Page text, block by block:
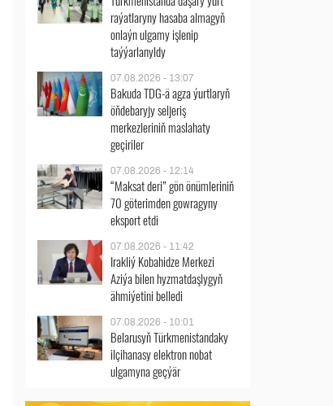
raýatlaryny hasaba almagyň
onlaýn ulgamy işlenip
taýýarlanyldy
07.08.2026 - 13:07
Bakuda TDG-ä agza ýurtlaryň
öňdebaryjy seljeriş
merkezleriniň maslahaty
geçiriler
07.08.2026 - 12:14
“Maksat deri” gön önümleriniň
70 göterimden gowragyny
eksport etdi
07.08.2026 - 11:42
Irakliý Kobahidze Merkezi
Aziýa bilen hyzmatdaşlygyň
ähmiýetini belledi
07.08.2026 - 10:01
Belarusyň Türkmenistandaky
ilçihanasy elektron nobat
ulgamyna geçýär